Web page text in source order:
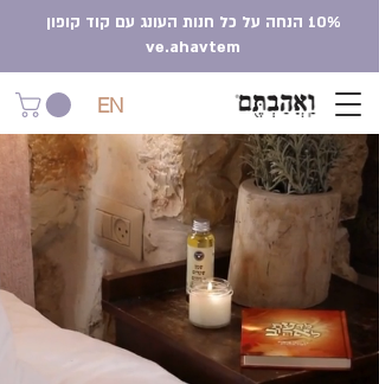
10% הנחה על כל חנות העונג עם קוד קופון
ve.ahavtem
EN